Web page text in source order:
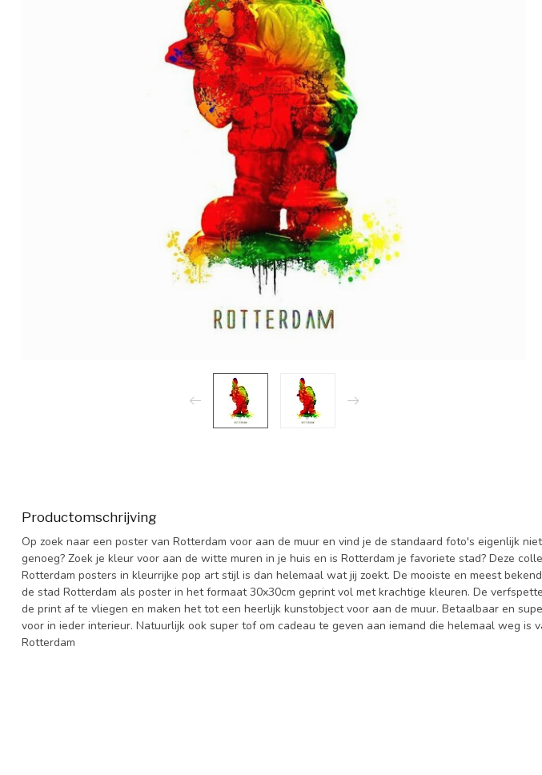
Productomschrijving
Op zoek naar een poster van Rotterdam voor aan de muur en vind je de standaard foto's eigenlijk
genoeg? Zoek je kleur voor aan de witte muren in je huis en is Rotterdam je favoriete stad? Deze
Rotterdam posters in kleurrijke pop art stijl is dan helemaal wat jij zoekt. De mooiste en meest
de stad Rotterdam als poster in het formaat 30x30cm geprint vol met krachtige kleuren. De
de print af te vliegen en maken het tot een heerlijk kunstobject voor aan de muur. Betaalbaar en
voor in ieder interieur. Natuurlijk ook super tof om cadeau te geven aan iemand die helemaal weg is
Rotterdam